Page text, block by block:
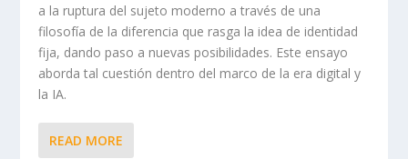
a la ruptura del sujeto moderno a través de una
filosofía de la diferencia que rasga la idea de identidad
fija, dando paso a nuevas posibilidades. Este ensayo
aborda tal cuestión dentro del marco de la era digital y
la IA.
READ MORE